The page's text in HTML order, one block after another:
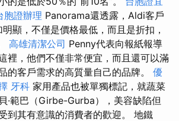
胞證辦理 Panorama還透露，Aldi客戶
顯，不僅是價格最低，而且是折扣，
高雄清潔公司 Penny代表向報紙報導
裡，他們不僅非常便宜，而且還可以滿
的客戶需求的高質量自己的品牌。 優
牙科 家用產品也被單獨標記，就蔬菜
·範巴（Girbe-Gurba），美容缺陷但
到其有意識的消費者的歡迎。 地鐵